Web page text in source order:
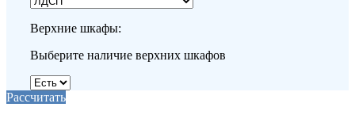
Верхние шкафы:
Выберите наличие верхних шкафов
Рассчитать